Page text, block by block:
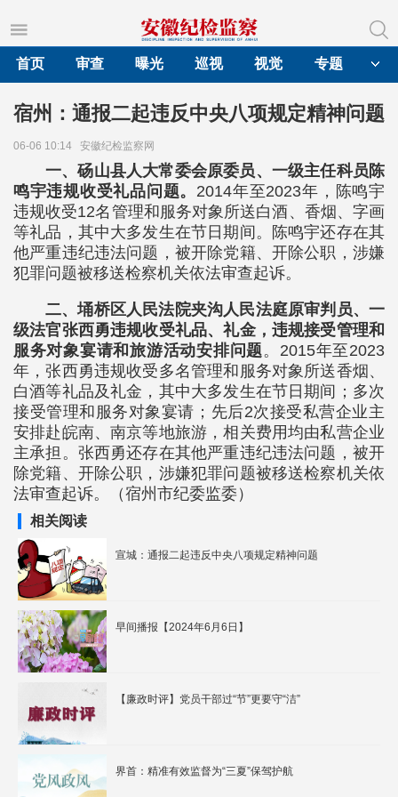
首页
审查 曝光 巡视 视觉 专题
宿州：通报二起违反中央八项规定精神问题
06-06 10:14 安徽纪检监察网
一、砀山县人大常委会原委员、一级主任科员陈
鸣宇违规收受礼品问题。 2014年至2023年，陈鸣宇
违规收受12名管理和服务对象所送白酒、香烟、字画
等礼品，其中大多发生在节日期间。陈鸣宇还存在其
他严重违纪违法问题，被开除党籍、开除公职，涉嫌
犯罪问题被移送检察机关依法审查起诉。
二、埇桥区人民法院夹沟人民法庭原审判员、一
级法官张西勇违规收受礼品、礼金，违规接受管理和
服务对象宴请和旅游活动安排问题。2015年至2023
年，张西勇违规收受多名管理和服务对象所送香烟、
白酒等礼品及礼金，其中大多发生在节日期间；多次
接受管理和服务对象宴请；先后2次接受私营企业主
安排赴皖南、南京等地旅游，相关费用均由私营企业
主承担。张西勇还存在其他严重违纪违法问题，被开
除党籍、开除公职，涉嫌犯罪问题被移送检察机关依
法审查起诉。（宿州市纪委监委）
相关阅读
宣城：通报二起违反中央八项规定精神问题
早间播报【2024年6月6日】
【廉政时评】党员干部过“节”更要守“洁”
界首：精准有效监督为“三夏”保驾护航